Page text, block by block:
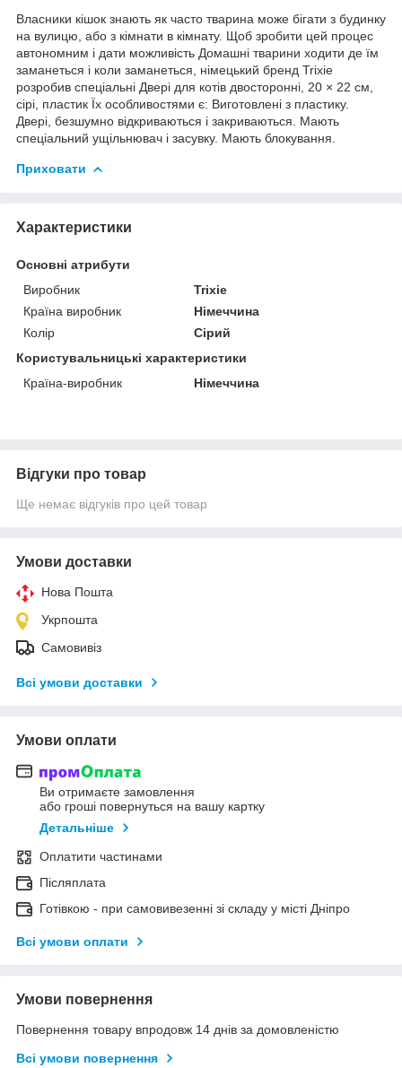
Власники кішок знають як часто тварина може бігати з будинку
на вулицю, або з кімнати в кімнату. Щоб зробити цей процес
автономним і дати можливість Домашні тварини ходити де їм
заманеться і коли заманеться, німецький бренд Trixie
розробив спеціальні Двері для котів двосторонні, 20 × 22 cм,
сірі, пластик Їх особливостями є: Виготовлені з пластику.
Двері, безшумно відкриваються і закриваються. Мають
спеціальний ущільнювач і засувку. Мають блокування.
Приховати
Характеристики
Основні атрибути
Виробник
Trixie
Країна виробник
Німеччина
Колір
Сірий
Користувальницькі характеристики
Країна-виробник
Німеччина
Відгуки про товар
Ще немає відгуків про цей товар
Умови доставки
Нова Пошта
Укрпошта
Самовивіз
Всі умови доставки
Умови оплати
Ви отримаєте замовлення
або гроші повернуться на вашу картку
Детальніше
Оплатити частинами
Післяплата
Готівкою - при самовивезенні зі складу у місті Дніпро
Всі умови оплати
Умови повернення
Повернення товару впродовж 14 днів за домовленістю
Всі умови повернення